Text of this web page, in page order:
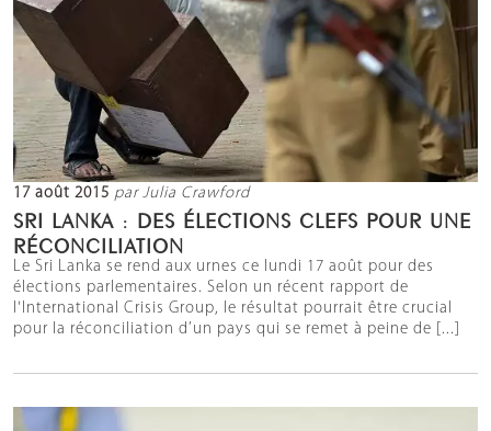
17 août 2015 par Julia Crawford
SRI LANKA : DES ÉLECTIONS CLEFS POUR UNE
RÉCONCILIATION
Le Sri Lanka se rend aux urnes ce lundi 17 août pour des
élections parlementaires. Selon un récent rapport de
l'International Crisis Group, le résultat pourrait être crucial
pour la réconciliation d’un pays qui se remet à peine de [...]